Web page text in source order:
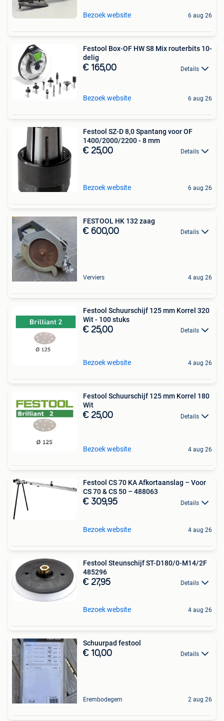
Bezoek website 6 aug 26
Festool Box-OF HW S8 Mix routerbits 10-
delig
€ 165,00 Details
Bezoek website 6 aug 26
Festool SZ-D 8,0 Spantang voor OF
1400/2000/2200 - 8 mm
€ 25,00 Details
Bezoek website 6 aug 26
FESTOOL HK 132 zaag
€ 600,00 Details
Verviers 4 aug 26
Festool Schuurschijf 125 mm Korrel 320
Wit - 100 stuks
€ 25,00 Details
Bezoek website 4 aug 26
Festool Schuurschijf 125 mm Korrel 180
Wit
€ 25,00 Details
Bezoek website 4 aug 26
Festool CS 70 KA Afkortaanslag – Voor
CS 70 & CS 50 – 488063
€ 309,95 Details
Bezoek website 4 aug 26
Festool Steunschijf ST-D180/0-M14/2F
485296
€ 27,95 Details
Bezoek website 4 aug 26
Schuurpad festool
€ 10,00 Details
Erembodegem 2 aug 26